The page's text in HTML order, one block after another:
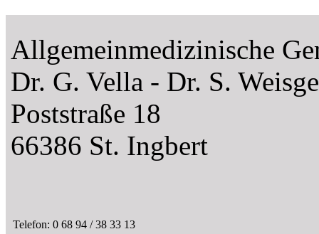
Allgemeinmedizinische
Dr. G. Vella - Dr. S.
Poststraße 18
66386 St. Ingbert
Telefon: 0 68 94 / 38 33 13